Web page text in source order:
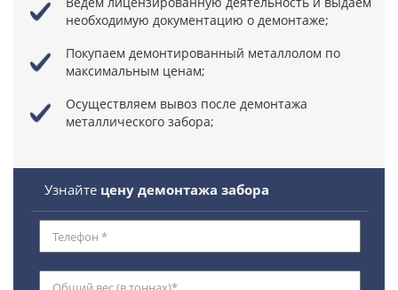
необходимую документацию о демонтаже;
Покупаем демонтированный металлолом по
максимальным ценам;
Осуществляем вывоз после демонтажа
металлического забора;
Узнайте цену демонтажа забора